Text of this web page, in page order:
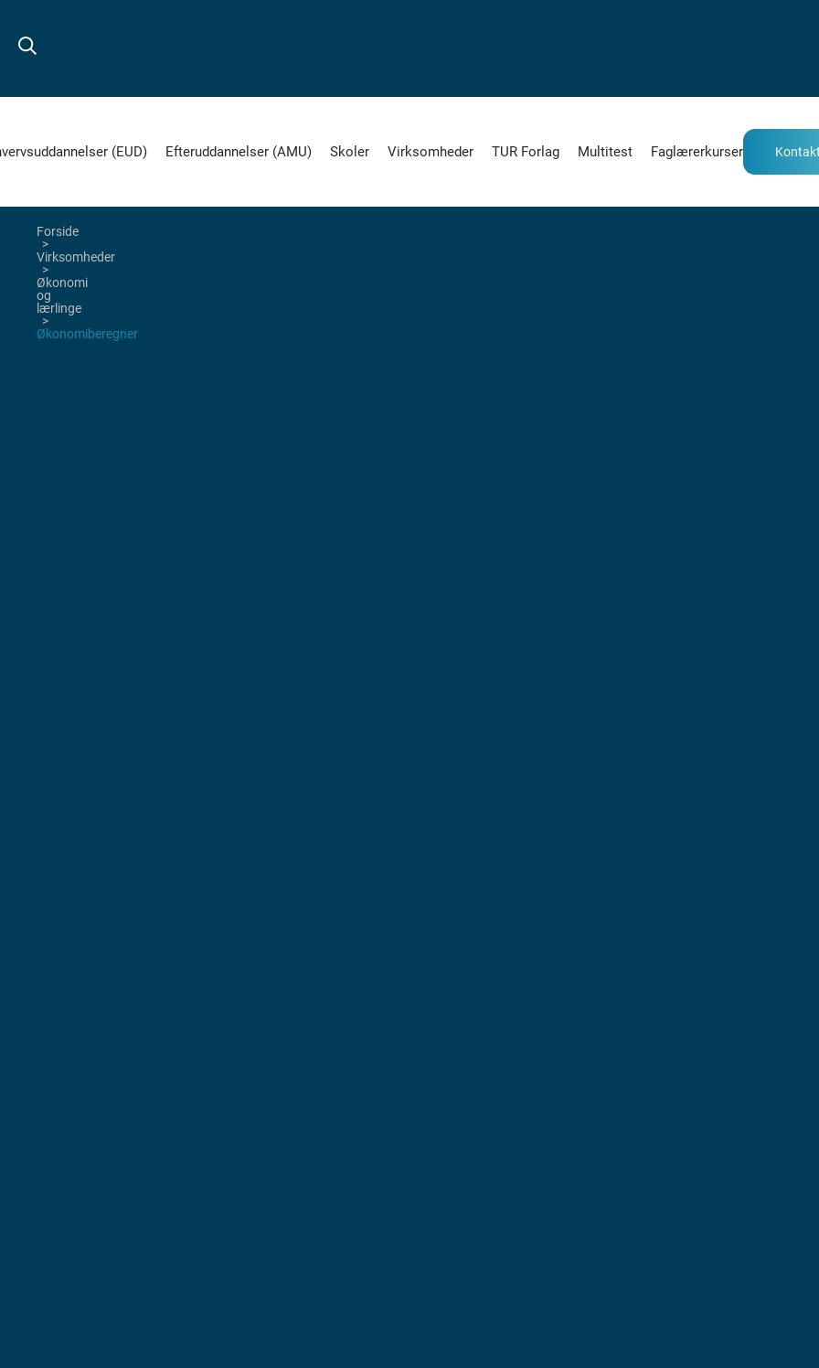
(EUD) Efteruddannelser (AMU) Skoler Virksomheder TUR Forlag Multitest Faglærerkurser
Forside
Virksomheder
Økonomi
og
lærlinge
Økonomiberegner